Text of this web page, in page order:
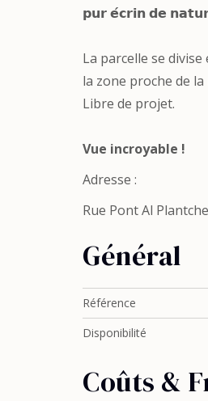
𝗽𝘂𝗿 𝗲́𝗰𝗿𝗶𝗻 𝗱𝗲
La parcelle se
la zone proche de
Libre de projet.
Vue incroyable !
Adresse :
Rue Pont Al
Général
Référence
Disponibilité
Coûts &